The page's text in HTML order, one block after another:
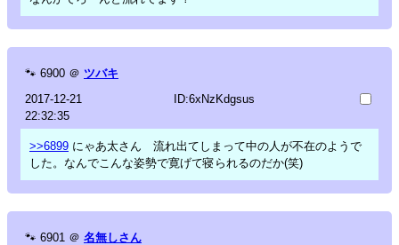
🐾 6900 ＠ ツバキ
2017-12-21
22:32:35
ID:6xNzKdgsus
>>6899 にゃあ太さん 流れ出てしまって中の人が不在のようで
した。なんでこんな姿勢で寛げて寝られるのだか(笑)
🐾 6901 ＠ 名無しさん